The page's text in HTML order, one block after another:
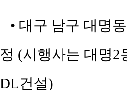
• 대구 남구 대명
정 (시행사는 대명2
DL건설)